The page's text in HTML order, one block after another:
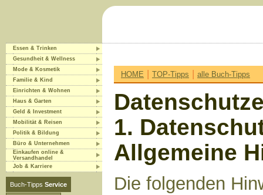
Essen & Trinken
Gesundheit & Wellness
Mode & Kosmetik
Familie & Kind
Einrichten & Wohnen
Haus & Garten
Geld & Investment
Mobilität & Reisen
Politik & Bildung
Büro & Unternehmen
Einkaufen online &
Versandhandel
Job & Karriere
Buch-Tipps Service
HOME | TOP-Tipps | alle Buch-Tipps
1.
Allgemeine
Die folgenden